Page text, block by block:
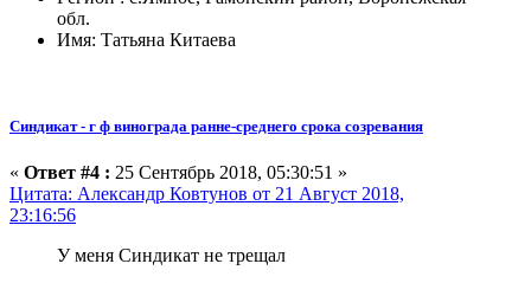
обл.
Имя: Татьяна Китаева
Синдикат - г ф винограда ранне-среднего срока созревания
« Ответ #4 : 25 Сентябрь 2018, 05:30:51 »
Цитата: Александр Ковтунов от 21 Август 2018,
23:16:56
У меня Синдикат не трещал